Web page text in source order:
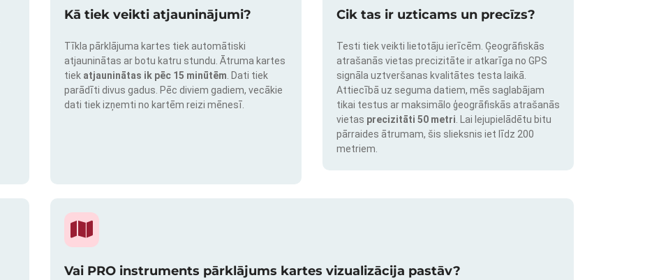
Kā tiek veikti atjauninājumi?
Tīkla pārklājuma kartes tiek automātiski
atjauninātas ar botu katru stundu. Ātruma kartes
tiek atjauninātas ik pēc 15 minūtēm . Dati tiek
parādīti divus gadus. Pēc diviem gadiem, vecākie
dati tiek izņemti no kartēm reizi mēnesī.
Cik tas ir uzticams un precīzs?
Testi tiek veikti lietotāju ierīcēm. Ģeogrāfiskās
atrašanās vietas precizitāte ir atkarīga no GPS
signāla uztveršanas kvalitātes testa laikā.
Attiecībā uz seguma datiem, mēs saglabājam
tikai testus ar maksimālo ģeogrāfiskās atrašanās
vietas precizitāti 50 metri . Lai lejupielādētu bitu
pārraides ātrumam, šis slieksnis iet līdz 200
metriem.
Vai PRO instruments pārklājums kartes vizualizācija pastāv?